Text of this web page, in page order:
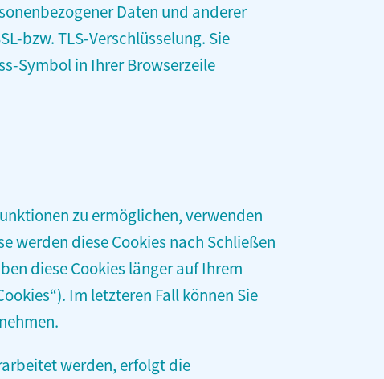
Daten und anderer
bzw. TLS-Verschlüsselung. Sie
Symbol in Ihrer Browserzeile
zu ermöglichen, verwenden
werden diese Cookies nach Schließen
diese Cookies länger auf Ihrem
Im letzteren Fall können Sie
werden, erfolgt die